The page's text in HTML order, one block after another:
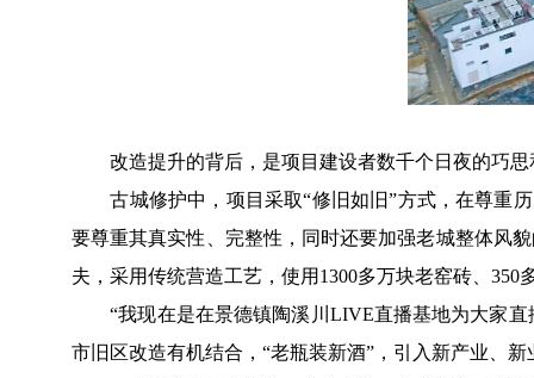
改造提升的背后，是项目建设者数千个日夜的巧思
古城修护中，项目采取“修旧如旧”方式，在尊重历
要尊重其真实性、完整性，同时还要加强老城整体风
夫，采用传统营造工艺，使用1300多万块老窑砖、
“我现在是在景德镇陶溪川LIVE直播基地为大家直
市旧区改造有机结合，“老瓶装新酒”，引入新产业、